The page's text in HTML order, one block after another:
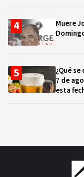
Muere
¿Qué
7 de
esta